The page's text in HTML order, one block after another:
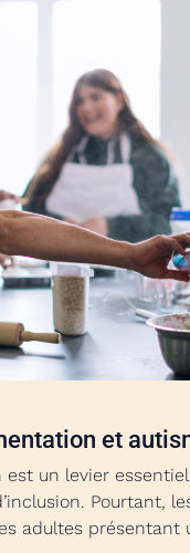
et
est un levier
Pourtant,
adultes présentant